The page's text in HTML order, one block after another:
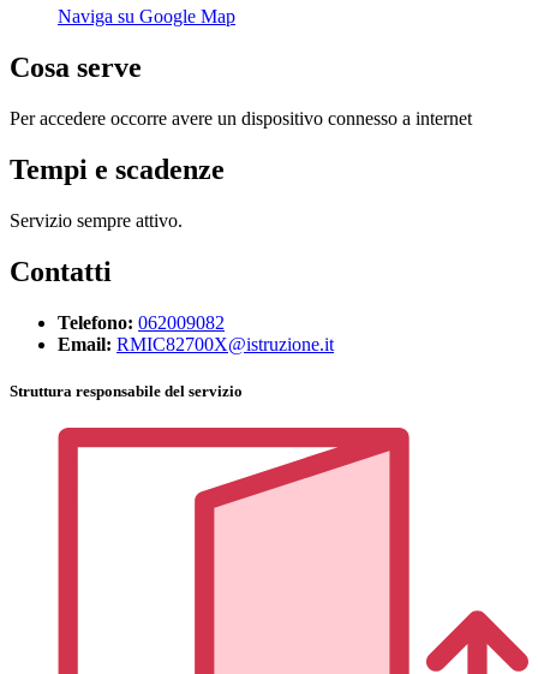
Naviga su Google Map
Cosa serve
Per accedere occorre avere un dispositivo connesso a internet
Tempi e scadenze
Servizio sempre attivo.
Contatti
Telefono: 062009082
Email: RMIC82700X@istruzione.it
Struttura responsabile del servizio